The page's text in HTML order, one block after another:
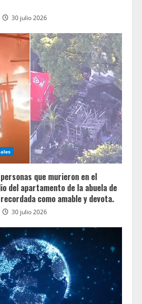
30 julio 2026
que murieron en el
del apartamento de la abuela de
como amable y devota.
30 julio 2026